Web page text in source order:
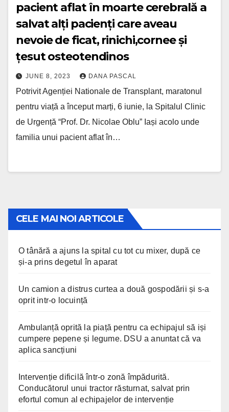
pacient aflat în moarte cerebrală a
salvat alți pacienți care aveau
nevoie de ficat, rinichi,cornee și
țesut osteotendinos
JUNE 8, 2023 DANA PASCAL
Potrivit Agenției Nationale de Transplant, maratonul
pentru viață a început marți, 6 iunie, la Spitalul Clinic
de Urgență “Prof. Dr. Nicolae Oblu” Iași acolo unde
familia unui pacient aflat în…
CELE MAI NOI ARTICOLE
O tânără a ajuns la spital cu tot cu mixer, după ce
și-a prins degetul în aparat
Un camion a distrus curtea a două gospodării și s-a
oprit intr-o locuință
Ambulanță oprită la piață pentru ca echipajul să iși
cumpere pepene și legume. DSU a anuntat că va
aplica sancțiuni
Intervenție dificilă într-o zonă împădurită.
Conducătorul unui tractor răsturnat, salvat prin
efortul comun al echipajelor de intervenție